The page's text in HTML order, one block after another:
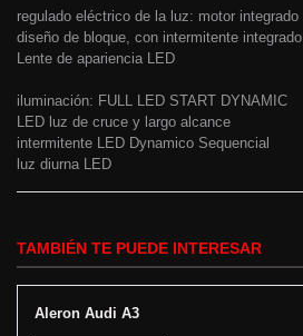
regulado eléctrico de la luz: motor integrado
diseño de bloque, con intermitente integrado
Lente de apariencia LED
iluminación: FULL LED START DYNAMIC
LED luz de cruce y largo alcance
intermitente LED Dynamico Sequencial
luz diurna LED
TAMBIÉN TE PUEDE INTERESAR
Aleron Audi A3